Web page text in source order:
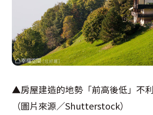
▲房屋建造的地勢「前高後低」不
（圖片來源／Shutterstock）